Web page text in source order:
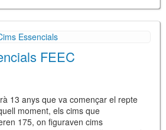
FEEC
13 anys que va començar el repte
moment, els cims que
175, on figuraven cims